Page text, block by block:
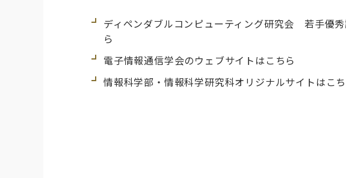
ディペンダブルコンピューティング研究会 若手優
ら
電子情報通信学会のウェブサイトはこちら
情報科学部・情報科学研究科オリジナルサイトはこ